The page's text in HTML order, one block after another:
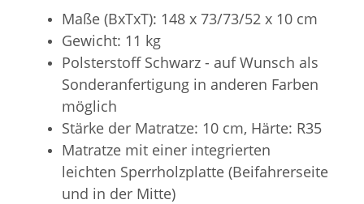
Maße (BxTxT): 148 x 73/73/52 x 10 cm
Gewicht: 11 kg
Polsterstoff Schwarz - auf Wunsch als
Sonderanfertigung in anderen Farben
möglich
Stärke der Matratze: 10 cm, Härte: R35
Matratze mit einer integrierten
leichten Sperrholzplatte (Beifahrerseite
und in der Mitte)